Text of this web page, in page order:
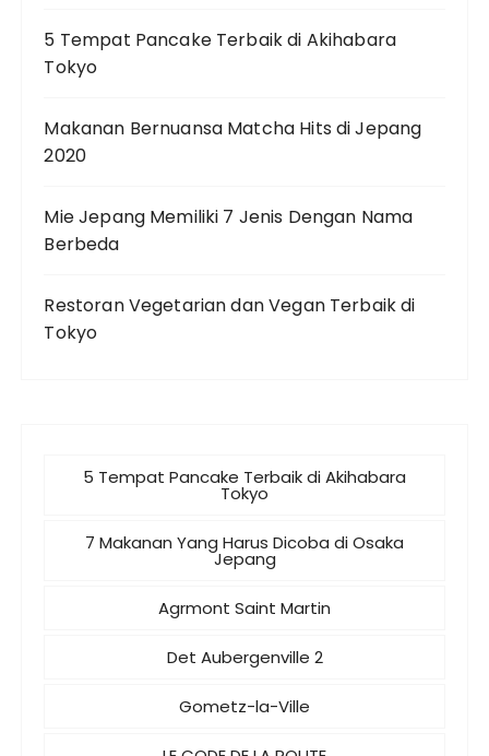
5 Tempat Pancake Terbaik di Akihabara
Tokyo
Makanan Bernuansa Matcha Hits di Jepang
2020
Mie Jepang Memiliki 7 Jenis Dengan Nama
Berbeda
Restoran Vegetarian dan Vegan Terbaik di
Tokyo
5 Tempat Pancake Terbaik di Akihabara
Tokyo
7 Makanan Yang Harus Dicoba di Osaka
Jepang
Agrmont Saint Martin
Det Aubergenville 2
Gometz-la-Ville